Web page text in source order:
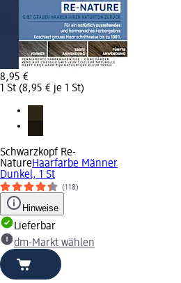
8,95 €
1 St (8,95 € je 1 St)
Schwarzkopf Re-
NatureHaarfarbe Männer
Dunkel, 1 St
(118)
Hinweise
Lieferbar
dm-Markt wählen